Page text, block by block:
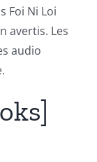
Foi Ni Loi
avertis. Les
audio